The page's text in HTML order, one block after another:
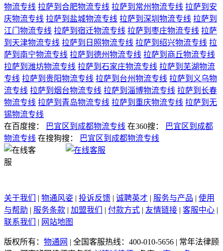
物流专线 拉萨到合肥物流专线 拉萨到常州物流专线 拉萨到安
庆物流专线 拉萨到盐城物流专线 拉萨到深圳物流专线 拉萨到
江门物流专线 拉萨到宿迁物流专线 拉萨到枣庄物流专线 拉萨
到天津物流专线 拉萨到日照物流专线 拉萨到绍兴物流专线 拉
萨到南宁物流专线 拉萨到德州物流专线 拉萨到商丘物流专线
拉萨到潍坊物流专线 拉萨到石家庄物流专线 拉萨到芜湖物流
专线 拉萨到贵阳物流专线 拉萨到台州物流专线 拉萨到义乌物
流专线 拉萨到烟台物流专线 拉萨到淄博物流专线 拉萨到长春
物流专线 拉萨到青岛物流专线 拉萨到重庆物流专线 拉萨到无
锡物流专线
在百度搜：
巴宜区到成都物流专线 在360搜：
巴宜区到成都
物流专线 在搜狗搜： 巴宜区到成都物流专线
关于我们 | 物通风姿 | 投诉反馈 | 诚聘英才 | 服务与产品 | 使用
与帮助 | 服务条款 | 加盟我们 | 付款方式 | 友情链接 | 客服中心 |
联系我们
| 网站地图
版权所有： 物通网 | 全国客服热线：400-010-5656 | 常年法律顾